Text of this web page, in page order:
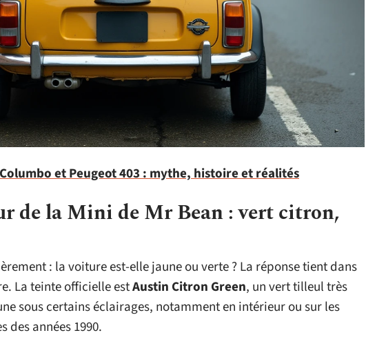
et Peugeot 403 : mythe, histoire et réalités
de la Mini de Mr Bean : vert citron,
: la voiture est-elle jaune ou verte ? La réponse tient dans
La teinte officielle estAustin Citron Green, un vert tilleul très
sous certains éclairages, notamment en intérieur ou sur les
des années 1990.